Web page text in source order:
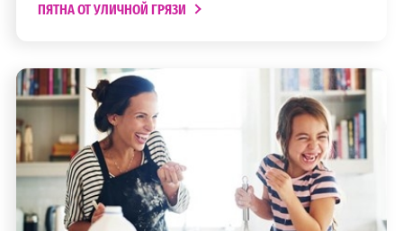
ПЯТНА ОТ УЛИЧНОЙ ГРЯЗИ